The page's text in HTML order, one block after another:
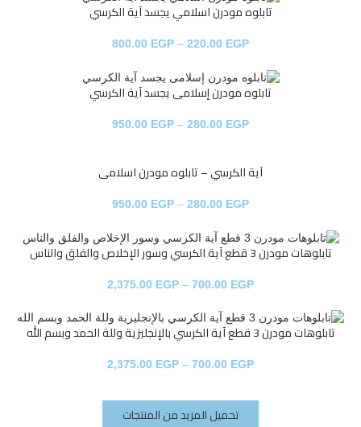
تابلوه مودرن اسلامي يجسد آية الكرسي
220.00 EGP
–
800.00 EGP
تابلوه مودرن إسلامى يجسد آية الكرسي
280.00 EGP
–
950.00 EGP
آية الكرسي – تابلوه مودرن اسلامى
280.00 EGP
–
950.00 EGP
تابلوهات مودرن 3 قطع آية الكرسي وسور الإخلاص والفلق والناس
700.00 EGP
–
2,375.00 EGP
تابلوهات مودرن 3 قطع آية الكرسي بالإنجليزية وللة الحمد وبسم الله
700.00 EGP
–
2,375.00 EGP
تحميل المزيد من المنتجات